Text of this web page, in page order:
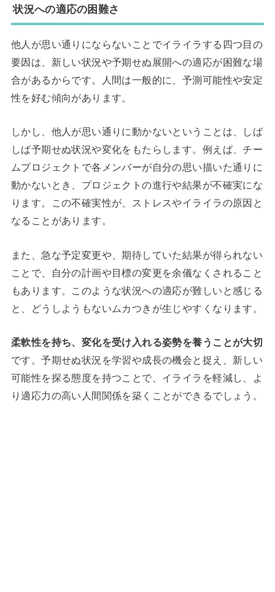
状況への適応の困難さ
他人が思い通りにならないことでイライラする四つ目の
要因は、新しい状況や予期せぬ展開への適応が困難な場
合があるからです。人間は一般的に、予測可能性や安定
性を好む傾向があります。
しかし、他人が思い通りに動かないということは、しば
しば予期せぬ状況や変化をもたらします。例えば、チー
ムプロジェクトで各メンバーが自分の思い描いた通りに
動かないとき、プロジェクトの進行や結果が不確実にな
ります。この不確実性が、ストレスやイライラの原因と
なることがあります。
また、急な予定変更や、期待していた結果が得られない
ことで、自分の計画や目標の変更を余儀なくされること
もあります。このような状況への適応が難しいと感じる
と、どうしようもないムカつきが生じやすくなります。
柔軟性を持ち、変化を受け入れる姿勢を養うことが大切
です。予期せぬ状況を学習や成長の機会と捉え、新しい
可能性を探る態度を持つことで、イライラを軽減し、よ
り適応力の高い人間関係を築くことができるでしょう。